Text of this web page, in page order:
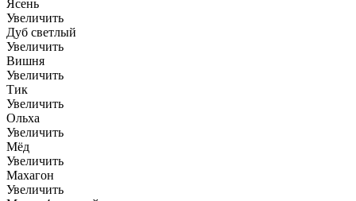
Ясень
Увеличить
Дуб светлый
Увеличить
Вишня
Увеличить
Тик
Увеличить
Ольха
Увеличить
Мёд
Увеличить
Махагон
Увеличить